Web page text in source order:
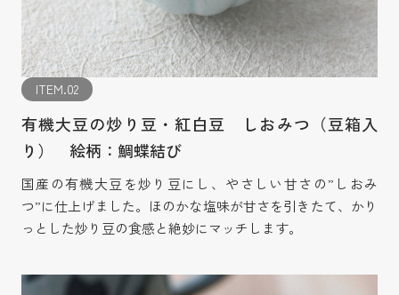
ITEM.02
有機大豆の炒り豆・紅白豆 しおみつ（豆箱入
り） 絵柄：鯛蝶結び
国産の有機大豆を炒り豆にし、やさしい甘さの”しおみ
つ”に仕上げました。ほのかな塩味が甘さを引きたて、かり
っとした炒り豆の食感と絶妙にマッチします。